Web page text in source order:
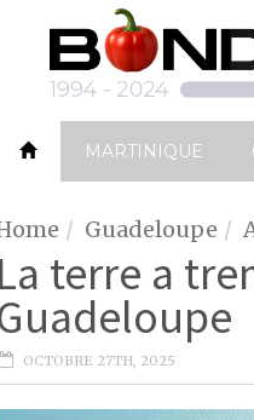
MARTINIQUE
Guadeloupe
La terre a
OCTOBRE 27TH, 2025